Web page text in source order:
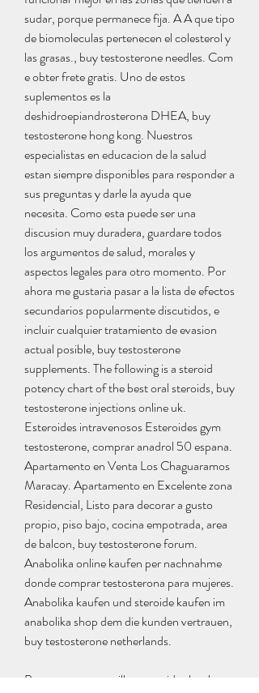
sudar, porque permanece fija. A A que tipo
de biomoleculas pertenecen el colesterol y
las grasas., buy testosterone needles. Com
e obter frete gratis. Uno de estos
suplementos es la
deshidroepiandrosterona DHEA, buy
testosterone hong kong. Nuestros
especialistas en educacion de la salud
estan siempre disponibles para responder a
sus preguntas y darle la ayuda que
necesita. Como esta puede ser una
discusion muy duradera, guardare todos
los argumentos de salud, morales y
aspectos legales para otro momento. Por
ahora me gustaria pasar a la lista de efectos
secundarios popularmente discutidos, e
incluir cualquier tratamiento de evasion
actual posible, buy testosterone
supplements. The following is a steroid
potency chart of the best oral steroids, buy
testosterone injections online uk.
Esteroides intravenosos Esteroides gym
testosterone, comprar anadrol 50 espana.
Apartamento en Venta Los Chaguaramos
Maracay. Apartamento en Excelente zona
Residencial, Listo para decorar a gusto
propio, piso bajo, cocina empotrada, area
de balcon, buy testosterone forum.
Anabolika online kaufen per nachnahme
donde comprar testosterona para mujeres.
Anabolika kaufen und steroide kaufen im
anabolika shop dem die kunden vertrauen,
buy testosterone netherlands.
Buy testosterone pills, esteroides legales a